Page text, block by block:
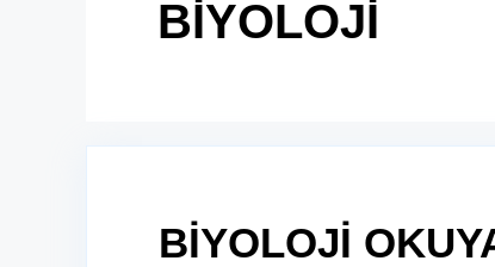
BİYOLOJİ
BİYOLOJİ